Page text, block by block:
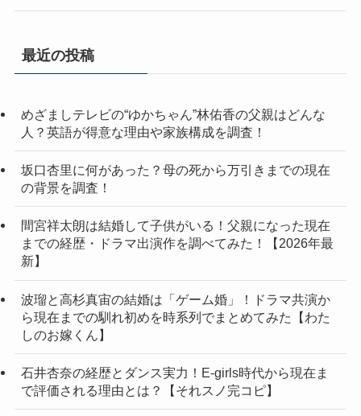
最近の投稿
めざましテレビの“ゆかちゃん”林佑香の父親はどんな
人？英語が得意な理由や家族構成を調査！
坂口杏里に何があった？母の死から万引きまでの現在
の背景を調査！
間宮祥太朗は結婚して子供がいる！父親になった現在
までの経歴・ドラマ出演作を調べてみた！【2026年最
新】
波瑠と高杉真宙の結婚は「ゲーム婚」！ドラマ共演か
ら現在までの馴れ初めを時系列でまとめてみた【わた
しのお嫁くん】
石井杏奈の経歴とダンス実力！E-girls時代から現在ま
で評価される理由とは？【それスノ完コピ】